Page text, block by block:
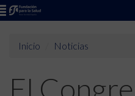
Inicio Noticias
El